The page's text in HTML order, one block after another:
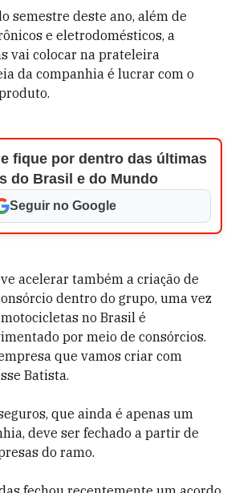
semestre deste ano, além de
e eletrodomésticos, a
vai colocar na prateleira
da companhia é lucrar com o
fique por dentro das últimas
do Brasil e do Mundo
Seguir no Google
acelerar também a criação de
dentro do grupo, uma vez
no Brasil é
por meio de consórcios.
que vamos criar com
Batista.
que ainda é apenas um
deve ser fechado a partir de
do ramo.